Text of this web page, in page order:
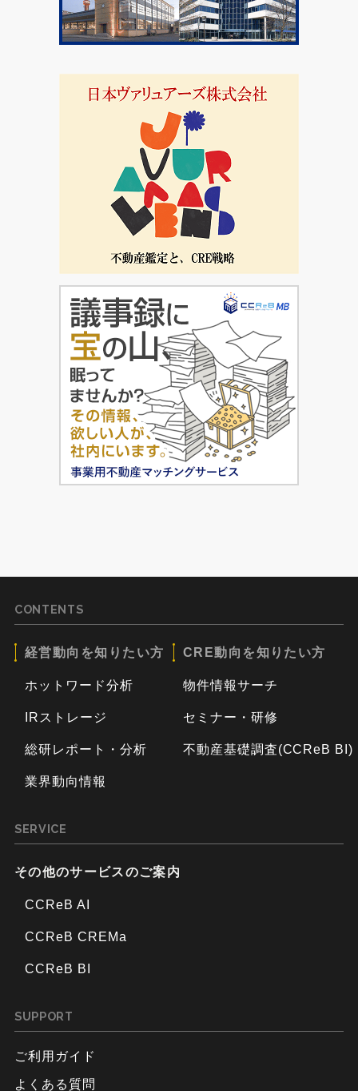
CONTENTS
経営動向を知りたい方
ホットワード分析
IRストレージ
総研レポート・分析
業界動向情報
CRE動向を知りたい方
物件情報サーチ
セミナー・研修
不動産基礎調査(CCReB BI)
SERVICE
その他のサービスのご案内
CCReB AI
CCReB CREMa
CCReB BI
SUPPORT
ご利用ガイド
よくある質問